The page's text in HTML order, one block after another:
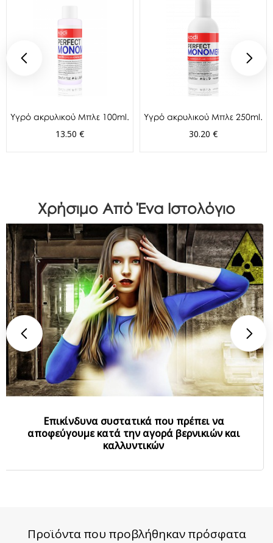
Υγρό ακρυλικού Μπλε 100ml.
13.50 €
Υγρό ακρυλικού Μπλε 250ml.
30.20 €
Χρήσιμο Από Ένα Ιστολόγιο
Επικίνδυνα συστατικά που πρέπει να
αποφεύγουμε κατά την αγορά βερνικιών και
καλλυντικών
Προϊόντα που προβλήθηκαν πρόσφατα